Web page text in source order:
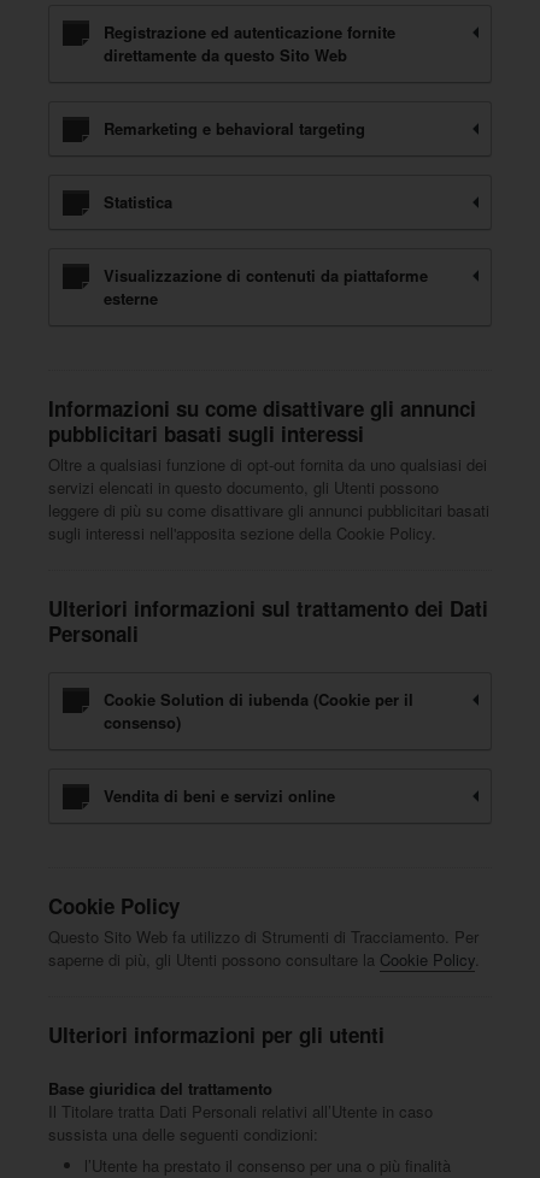
Registrazione ed autenticazione fornite
direttamente da questo Sito Web
Remarketing e behavioral targeting
Statistica
Visualizzazione di contenuti da piattaforme
esterne
Informazioni su come disattivare gli annunci
pubblicitari basati sugli interessi
Oltre a qualsiasi funzione di opt-out fornita da uno qualsiasi dei
servizi elencati in questo documento, gli Utenti possono
leggere di più su come disattivare gli annunci pubblicitari basati
sugli interessi nell'apposita sezione della Cookie Policy.
Ulteriori informazioni sul trattamento dei Dati
Personali
Cookie Solution di iubenda (Cookie per il
consenso)
Vendita di beni e servizi online
Cookie Policy
Questo Sito Web fa utilizzo di Strumenti di Tracciamento. Per
saperne di più, gli Utenti possono consultare la Cookie Policy.
Ulteriori informazioni per gli utenti
Base giuridica del trattamento
Il Titolare tratta Dati Personali relativi all’Utente in caso
sussista una delle seguenti condizioni:
l’Utente ha prestato il consenso per una o più finalità